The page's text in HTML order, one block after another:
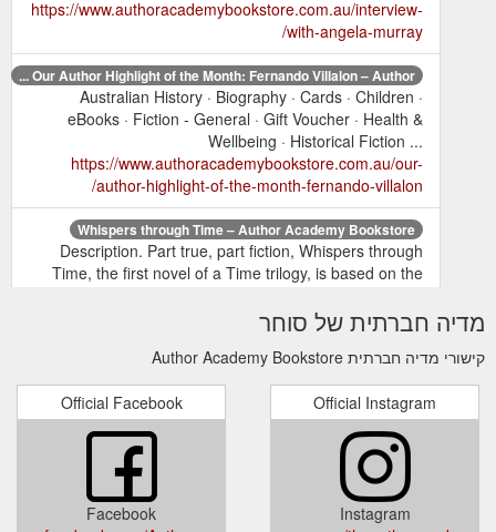
https://www.authoracademybookstore.com.au/interview-
with-angela-murray/
Our Author Highlight of the Month: Fernando Villalon – Author ...
Australian History · Biography · Cards · Children ·
eBooks · Fiction - General · Gift Voucher · Health &
Wellbeing · Historical Fiction ...
https://www.authoracademybookstore.com.au/our-
author-highlight-of-the-month-fernando-villalon/
Whispers through Time – Author Academy Bookstore
Description. Part true, part fiction, Whispers through
Time, the first novel of a Time trilogy, is based on the
lives spanned the twentieth century, encompassing the
Boer Wars, the end of the Victorian age, Titanic tragedy
and two world wars. The book was inspired by the
family research of my ...
www.authoracademybookstore.com.au/shop/whispers-
through-time/
Author Interview – Getting to Know More About Fernando Villalon ...
Australian History · Biography · Cards · Children ·
eBooks · Fiction - General · Gift Voucher · Health &
מדיה חברתית של סוחר
קישורי מדיה חברתית Author Academy Bookstore
Official Facebook
Facebook
Official Instagram
Instagram